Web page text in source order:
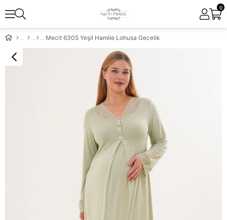
0
Mecit 6305 Yeşil Hamile Lohusa Gecelik